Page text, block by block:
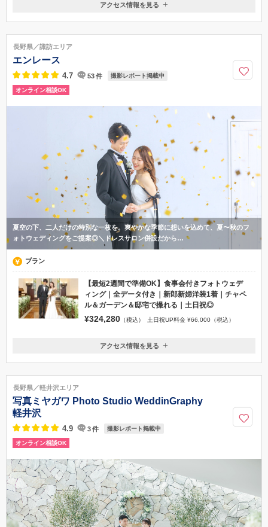
長野県長野市西後町1564長野108ビル
050-1702-1364
アクセス情報を見る
長野県／諏訪エリア
エンレース
4.7 53件 撮影レポート掲載中
オンライン相談OK
夏空の下、二人だけの特別な一枚を。爽やかな季節に想いを込めて、夏〜秋のフ
ォトウェディングをご提案◎＼ドレスサロン併設だから…
プラン
【最短2週間で準備OK】食事会付きフォトウェデ
ィング｜全データ付き｜新郎新婦洋装1着｜チャペ
ル＆ガーデン＆邸宅で撮れる｜土日祝◎
¥324,280 （税込） 土日祝UP料金 ¥66,000（税込）
長野県諏訪市中洲5709-23
0266-53-4441
アクセス情報を見る
長野県／軽井沢エリア
写真ミヤガワ Photo Studio WeddinGraphy
軽井沢
4.9 3件 撮影レポート掲載中
オンライン相談OK